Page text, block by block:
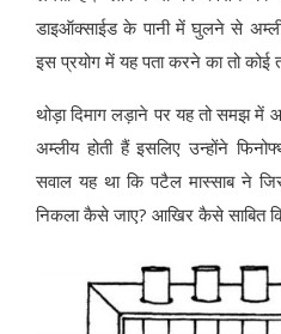
डाइऑक्साईड के पानी में घुलने से
इस प्रयोग में यह पता करने का तो कोई
थोड़ा दिमाग लड़ाने पर यह तो समझ में
अम्लीय होती हैं इसलिए उन्होंने
सवाल यह था कि पटैल मास्साब ने
निकला कैसे जाए? आखिर कैसे साबित